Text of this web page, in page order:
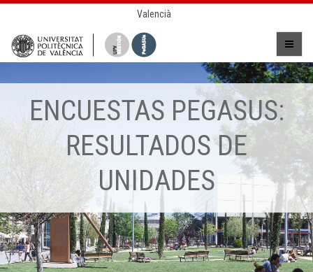
Valencià
ENCUESTAS PEGASUS:
RESULTADOS DE
UNIDADES